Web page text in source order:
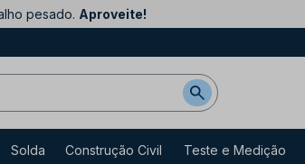
pesado. Aproveite!
Solda Construção Civil Teste e Medição